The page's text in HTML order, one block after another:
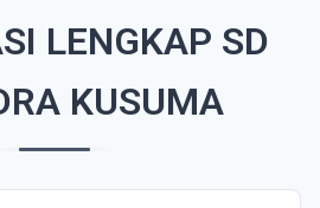
LENGKAP SD
KUSUMA